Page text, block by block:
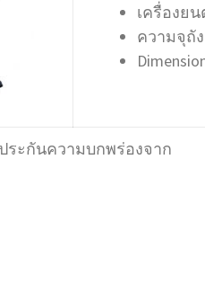
เครื่องยน
ความจุถั
ระกันความบกพร่องจาก